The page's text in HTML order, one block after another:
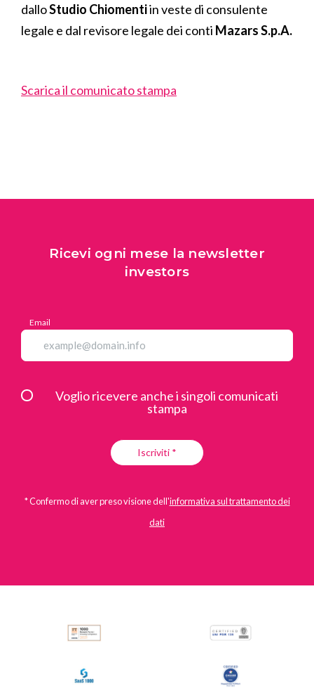
Comunicati Stampa
Stories
dalloStudio Chiomentiin veste di consulente
legale e dal revisore legale dei conti Mazars S.p.A.
Scarica il comunicato stampa
Ricevi ogni mese la newsletter
investors
Email
Voglio ricevere anche i singoli comunicati
stampa
Iscriviti *
* Confermo di aver preso visione dell'informativa sul trattamento dei
dati